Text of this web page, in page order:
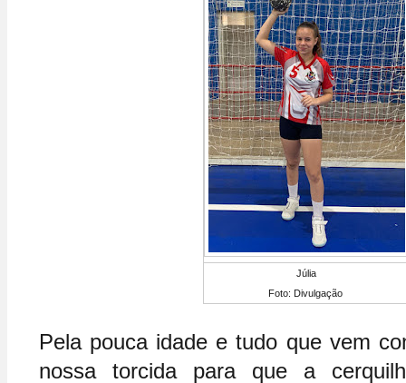
Júlia
Foto: Divulgação
Pela pouca idade e tudo que vem
nossa torcida para que a